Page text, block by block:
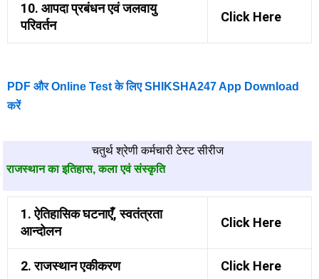
10. आपदा प्रबंधन एवं जलवायु
परिवर्तन
Click Here
PDF और Online Test के लिए SHIKSHA247 App Download
करें
चतुर्थ श्रेणी कर्मचारी टेस्ट सीरीज
राजस्थान का इतिहास, कला एवं संस्कृति
1. ऐतिहासिक घटनाएँ, स्वतंत्रता
आन्दोलन
Click Here
2. राजस्थान एकीकरण Click Here